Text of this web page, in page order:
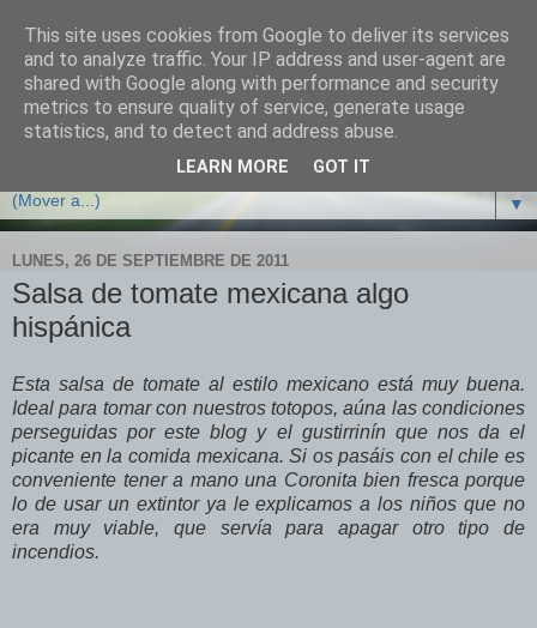
Cocina con crisis
Recetas y trucos de cocina para sobrevivir y no arruinarse
en tiempos de crisis
▼
LUNES, 26 DE SEPTIEMBRE DE 2011
Salsa de tomate mexicana algo
hispánica
Esta salsa de tomate al estilo mexicano está muy buena.
Ideal para tomar con nuestros totopos, aúna las condiciones
perseguidas por este blog y el gustirrinín que nos da el
picante en la comida mexicana. Si os pasáis con el chile es
conveniente tener a mano una Coronita bien fresca porque
lo de usar un extintor ya le explicamos a los niños que no
era muy viable, que servía para apagar otro tipo de
incendios.
This site uses cookies from Google to deliver its services
and to analyze traffic. Your IP address and user-agent are
shared with Google along with performance and security
metrics to ensure quality of service, generate usage
statistics, and to detect and address abuse.
LEARN MORE GOT IT